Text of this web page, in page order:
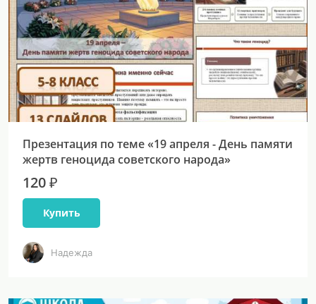
Презентация по теме «19 апреля - День памяти
жертв геноцида советского народа»
120 ₽
Купить
Надежда